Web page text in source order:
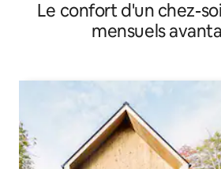
Le confort d'un chez-
mensuels